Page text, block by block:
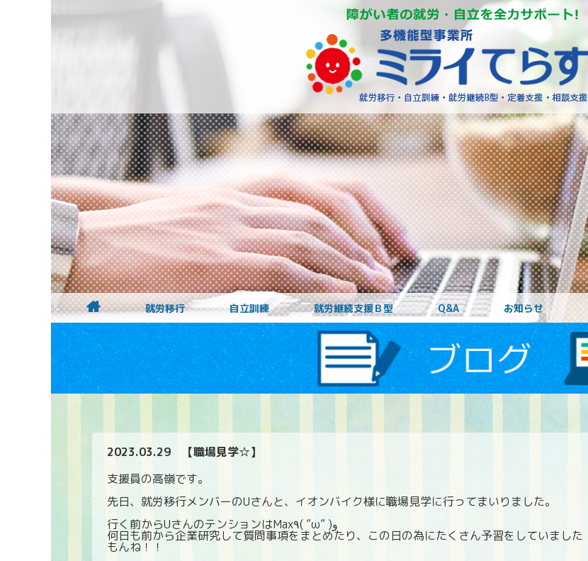
就労移行 自立訓練 就労継続支援Ｂ型 Q&A お知らせ
2023.03.29
【職場見学☆】
支援員の高嶺です。
先日、就労移行メンバーのUさんと、イオンバイク様に職場見学に行ってまいりました。
行く前からUさんのテンションはMax٩( ”ω” )و
何日も前から企業研究して質問事項をまとめたり、この日の為にたくさん予習をしていました
もんね！！